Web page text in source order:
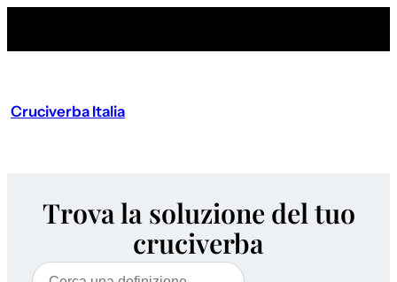
Cruciverba Italia
Trova la soluzione del tuo
cruciverba
Cerca